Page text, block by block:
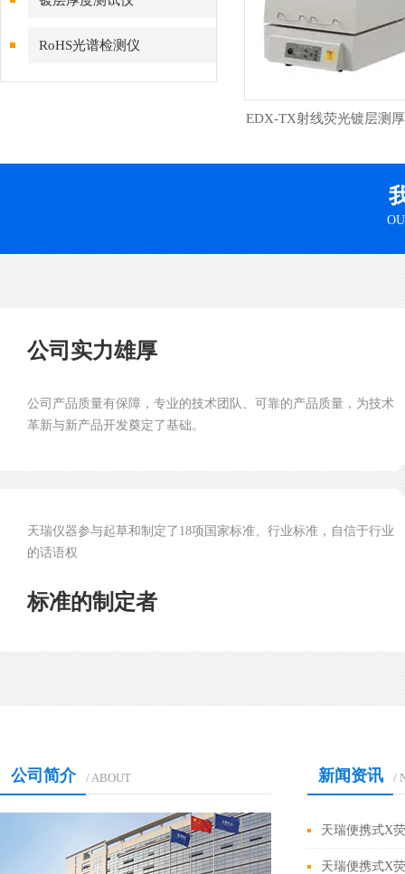
RoHS光谱检测仪
EDX-TX射线荧光镀层测
公司实力雄厚
公司产品质量有保障，专业的技术团队、可靠的产品质量，为技术
革新与新产品开发奠定了基础。
天瑞仪器参与起草和制定了18项国家标准、行业标准，自信于行业
的话语权
标准的制定者
公司简介 / ABOUT 新闻资讯 /
天瑞便携式X
天瑞便携式X